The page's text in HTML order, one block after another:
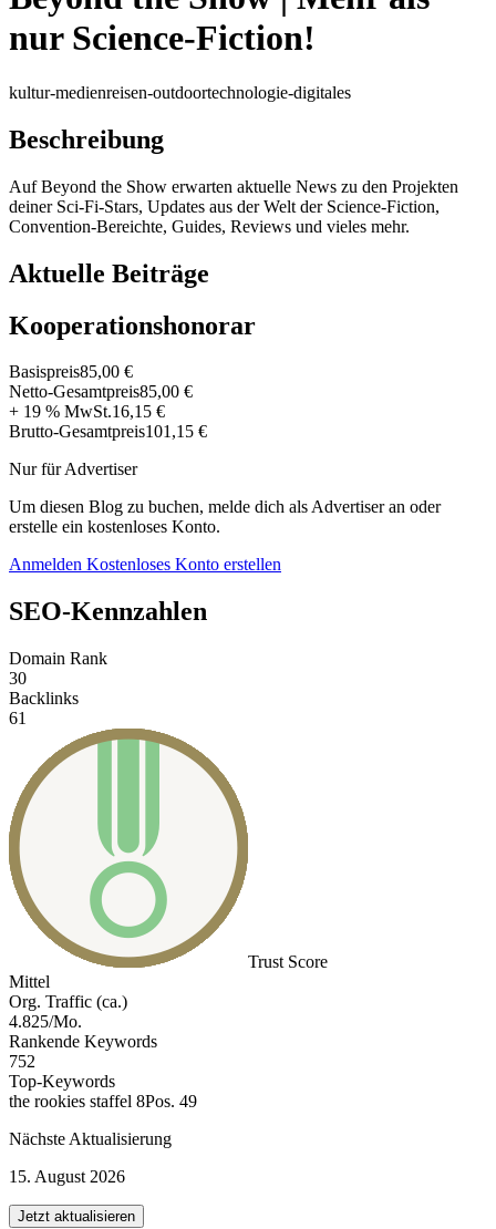
nur Science-Fiction!
kultur-medienreisen-outdoortechnologie-digitales
Beschreibung
Auf Beyond the Show erwarten aktuelle News zu den Projekten
deiner Sci-Fi-Stars, Updates aus der Welt der Science-Fiction,
Convention-Bereichte, Guides, Reviews und vieles mehr.
Aktuelle Beiträge
Kooperationshonorar
Basispreis85,00 €
Netto-Gesamtpreis85,00 €
+ 19 % MwSt.16,15 €
Brutto-Gesamtpreis101,15 €
Nur für Advertiser
Um diesen Blog zu buchen, melde dich als Advertiser an oder
erstelle ein kostenloses Konto.
Anmelden Kostenloses Konto erstellen
SEO-Kennzahlen
Domain Rank
30
Backlinks
61
Trust Score
Mittel
Org. Traffic (ca.)
4.825/Mo.
Rankende Keywords
752
Top-Keywords
the rookies staffel 8Pos. 49
Nächste Aktualisierung
15. August 2026
Jetzt aktualisieren